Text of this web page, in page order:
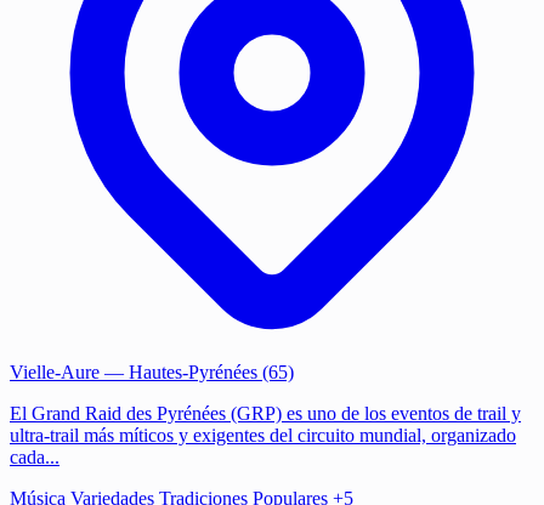
Vielle-Aure — Hautes-Pyrénées (65)
El Grand Raid des Pyrénées (GRP) es uno de los eventos de trail y
ultra-trail más míticos y exigentes del circuito mundial, organizado
cada...
Música Variedades Tradiciones Populares +5